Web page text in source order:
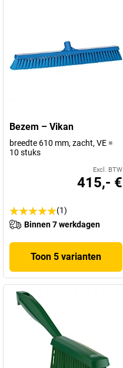
Bezem – Vikan
breedte 610 mm, zacht, VE =
10 stuks
Excl. BTW
415,- €
(1)
Binnen 7 werkdagen
Toon 5 varianten